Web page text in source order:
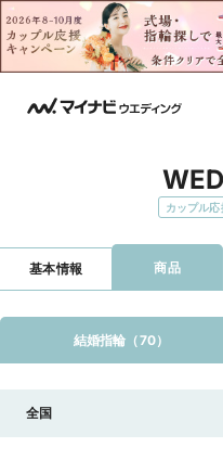
カップル
基本情報 商品
結婚指輪（70）
全国